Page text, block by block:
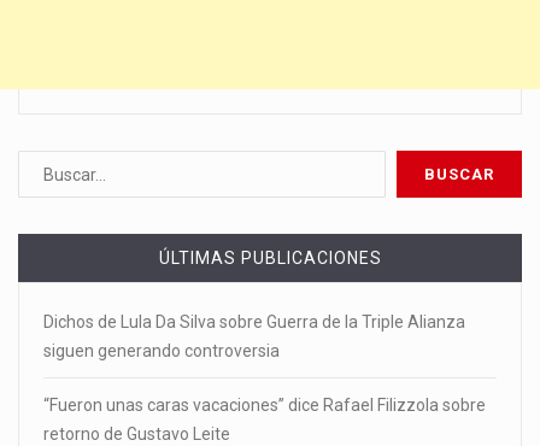
ÚLTIMAS PUBLICACIONES
Dichos de Lula Da Silva sobre Guerra de la Triple Alianza
siguen generando controversia
“Fueron unas caras vacaciones” dice Rafael Filizzola sobre
retorno de Gustavo Leite